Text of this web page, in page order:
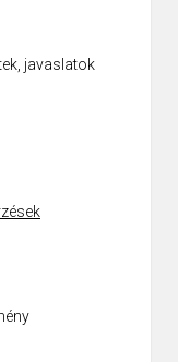
javaslatok